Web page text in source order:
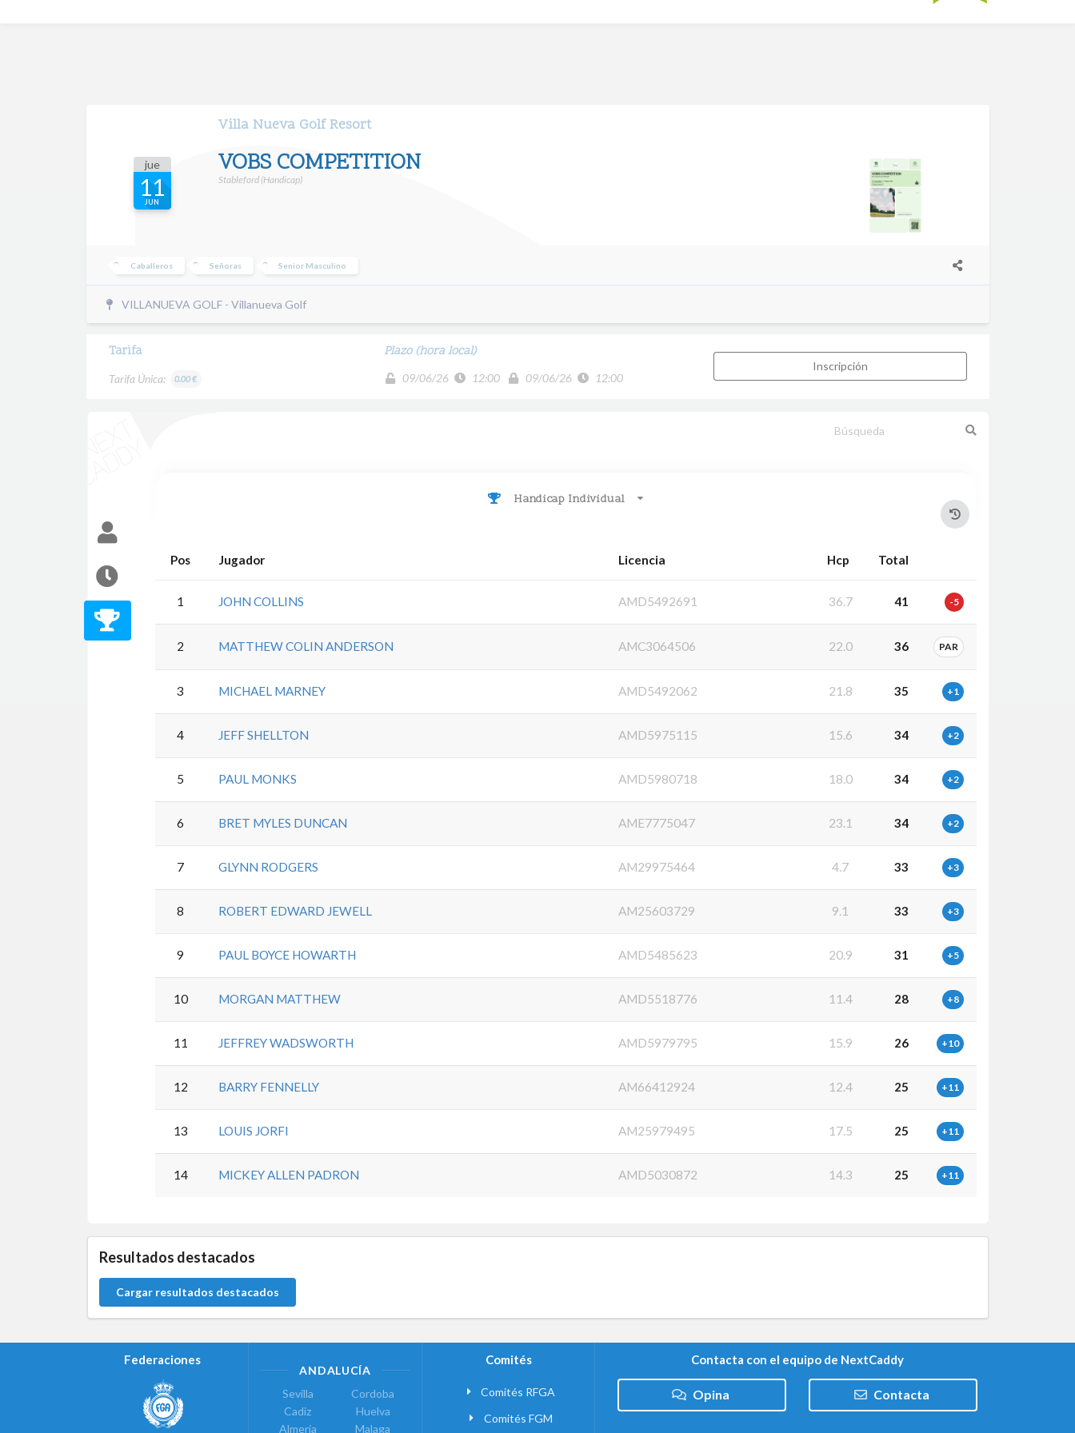
Villa Nueva Golf Resort
jue
11
JUN
VOBS COMPETITION
Stableford (Handicap)
Caballeros Señoras Senior Masculino
VILLANUEVA GOLF - Villanueva Golf
Tarifa
Tarifa Única: 0.00 €
Plazo (hora local)
09/06/26 12:00 09/06/26 12:00
Inscripción
Handicap Individual
Pos Jugador Licencia Hcp Total
1 JOHN COLLINS AMD5492691 36.7 41 -5
2 MATTHEW COLIN ANDERSON AMC3064506 22.0 36 PAR
3 MICHAEL MARNEY AMD5492062 21.8 35 +1
4 JEFF SHELLTON AMD5975115 15.6 34 +2
5 PAUL MONKS AMD5980718 18.0 34 +2
6 BRET MYLES DUNCAN AME7775047 23.1 34 +2
7 GLYNN RODGERS AM29975464 4.7 33 +3
8 ROBERT EDWARD JEWELL AM25603729 9.1 33 +3
9 PAUL BOYCE HOWARTH AMD5485623 20.9 31 +5
10 MORGAN MATTHEW AMD5518776 11.4 28 +8
11 JEFFREY WADSWORTH AMD5979795 15.9 26 +10
12 BARRY FENNELLY AM66412924 12.4 25 +11
13 LOUIS JORFI AM25979495 17.5 25 +11
14 MICKEY ALLEN PADRON AMD5030872 14.3 25 +11
Resultados destacados
Cargar resultados destacados
Federaciones
ANDALUCÍA
Sevilla
Cadiz
Almeria
Cordoba
Huelva
Malaga
Comités
Comités RFGA
Comités FGM
Contacta con el equipo de NextCaddy
Opina Contacta